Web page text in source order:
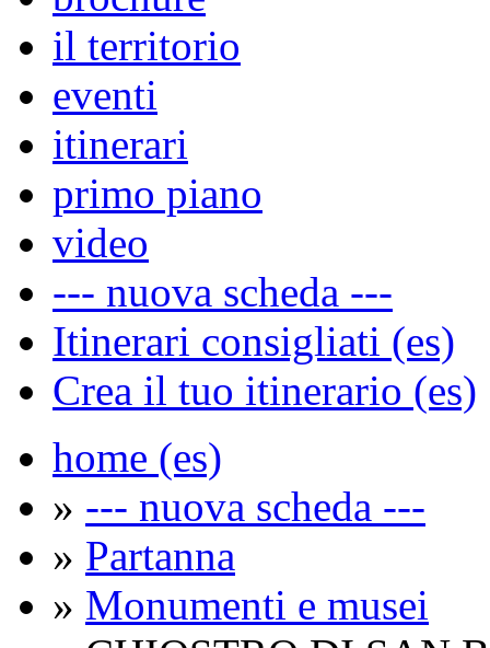
il territorio
eventi
itinerari
primo piano
video
--- nuova scheda ---
Itinerari consigliati (es)
Crea il tuo itinerario (es)
home (es)
» --- nuova scheda ---
» Partanna
» Monumenti e musei